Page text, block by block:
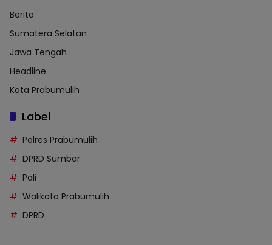
Berita
Sumatera Selatan
Jawa Tengah
Headline
Kota Prabumulih
Label
Polres Prabumulih
DPRD Sumbar
Pali
Walikota Prabumulih
DPRD